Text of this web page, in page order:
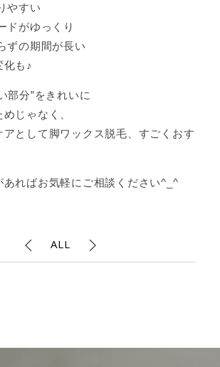
やすい
ドがゆっくり
ずの期間が長い
化も♪
部分”をきれいに
じゃなく、
アとして脚ワックス脱毛、すごくおす
あればお気軽にご相談ください^_^
ALL